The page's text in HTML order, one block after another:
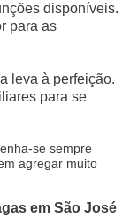
disponíveis.
para as
leva à perfeição.
para se
se sempre
agregar muito
em São José